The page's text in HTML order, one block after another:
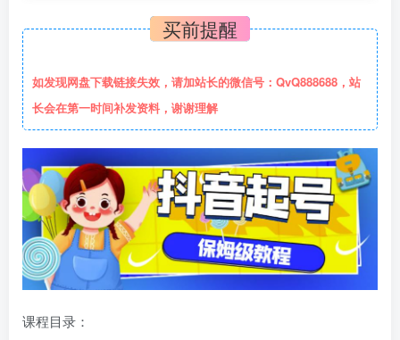
买前提醒
如发现网盘下载链接失效，请加站长的微信号：QvQ888688，站
长会在第一时间补发资料，谢谢理解
课程目录：